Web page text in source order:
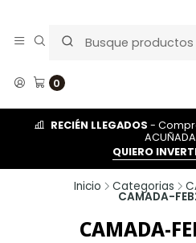
0
RECIÉN LLEGADOS -
QUIERO
Inicio Categorias
CAMADA-
CAMADA-